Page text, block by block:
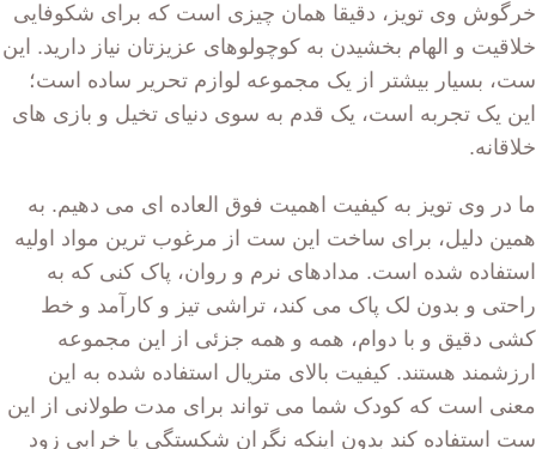
خرگوش وی تویز، دقیقا همان چیزی است که برای شکوفایی
خلاقیت و الهام بخشیدن به کوچولوهای عزیزتان نیاز دارید. این
ست، بسیار بیشتر از یک مجموعه لوازم تحریر ساده است؛
این یک تجربه است، یک قدم به سوی دنیای تخیل و بازی های
خلاقانه.
ما در وی تویز به کیفیت اهمیت فوق العاده ای می دهیم. به
همین دلیل، برای ساخت این ست از مرغوب ترین مواد اولیه
استفاده شده است. مدادهای نرم و روان، پاک کنی که به
راحتی و بدون لک پاک می کند، تراشی تیز و کارآمد و خط
کشی دقیق و با دوام، همه و همه جزئی از این مجموعه
ارزشمند هستند. کیفیت بالای متریال استفاده شده به این
معنی است که کودک شما می تواند برای مدت طولانی از این
ست استفاده کند بدون اینکه نگران شکستگی یا خرابی زود